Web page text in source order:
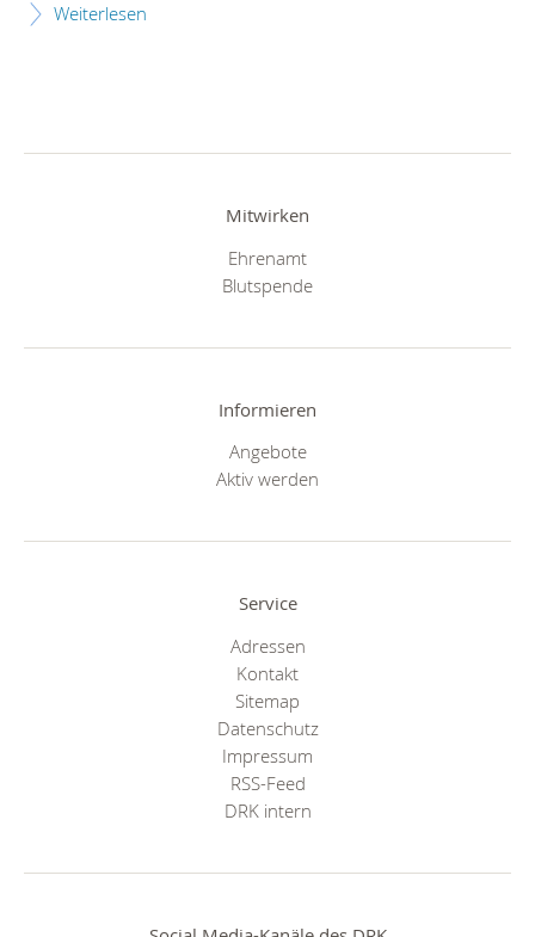
Weiterlesen
Mitwirken
Ehrenamt
Blutspende
Informieren
Angebote
Aktiv werden
Service
Adressen
Kontakt
Sitemap
Datenschutz
Impressum
RSS-Feed
DRK intern